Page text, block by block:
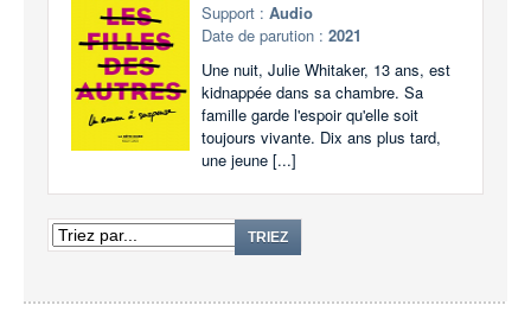
Support : Audio
Date de parution : 2021
Une nuit, Julie Whitaker, 13 ans, est
kidnappée dans sa chambre. Sa
famille garde l'espoir qu'elle soit
toujours vivante. Dix ans plus tard,
une jeune [...]
TRIEZ